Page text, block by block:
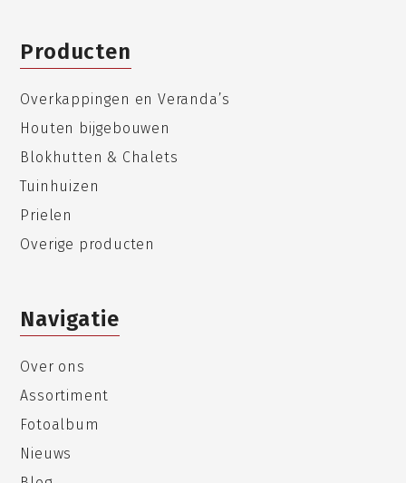
Producten
Overkappingen en Veranda’s
Houten bijgebouwen
Blokhutten & Chalets
Tuinhuizen
Prielen
Overige producten
Navigatie
Over ons
Assortiment
Fotoalbum
Nieuws